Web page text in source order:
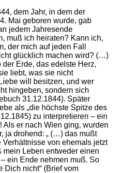
dem Jahr, in dem der
Mai geboren wurde, gab
jedem Jahresende
muß ich heiraten? Kann ich,
der mich auf jeden Fall
glücklich machen wird? (…)
Erde, das edelste Herz,
liebt, was sie nicht
will besitzen, und wer
hingeben, sondern sich
31.12.1844). Später
als „die höchste Spitze des
zu interpretieren – ein
Als er nach Wien ging, wurden
ja drohend: „ (…) das mußt
von ehemals jetzt
Leben entweder einen
ein Ende nehmen muß. So
Dich nicht“ (Brief vom